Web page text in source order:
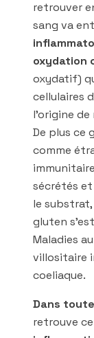
retrouver
sang va
oxydation
oxydatif)
cellulaires
l’origine
De plus ce
comme
sécrétés
le substrat,
gluten
Maladies
villositaire
coeliaque.
Dans
retrouve